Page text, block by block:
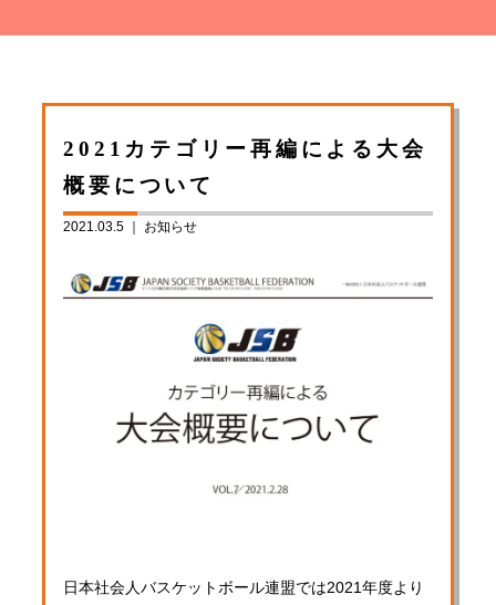
2021カテゴリー再編による大会
概要について
2021.03.5 ｜ お知らせ
日本社会人バスケットボール連盟では2021年度より